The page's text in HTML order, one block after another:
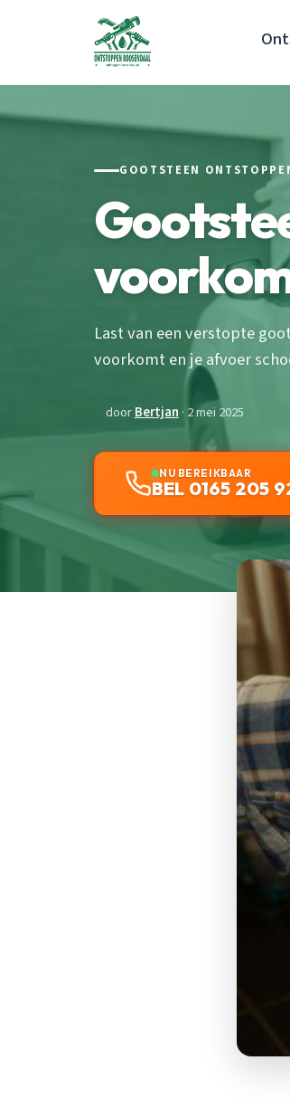
GOOTSTEEN
Last van een verstopte
voorkomt en je afvoer
doorBertjan · 2 mei 2025
NU BEREIKBAAR
BEL 0165 205